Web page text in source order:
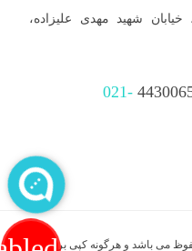
خیابان شهید مهدی علیزاده،
021-
می باشد و هرگونه کپی برداری